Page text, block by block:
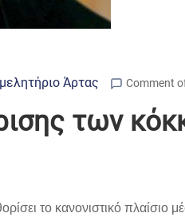
Άρτας Comment
των
το κανονιστικό πλαίσιο